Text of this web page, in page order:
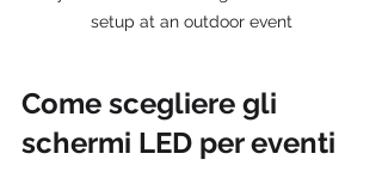
setup at an outdoor event
Come scegliere gli
schermi LED per eventi